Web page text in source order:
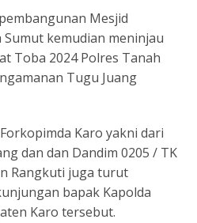
Mesjid
kemudian meninjau
Toba 2024 Polres Tanah
Tugu Juang
Karo yakni dari
dan dan Dandim 0205 / TK
Rangkuti juga turut
bapak Kapolda
Karo tersebut.